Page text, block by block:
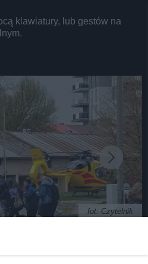
klawiatury, lub gestów na
fot: Czytelnik